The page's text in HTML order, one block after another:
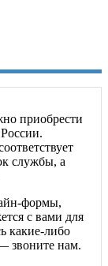
приобрести
службы, а
формы,
с вами для
какие-либо
звоните нам.